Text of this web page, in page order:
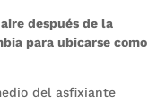
después de la
para ubicarse como
del asfixiante